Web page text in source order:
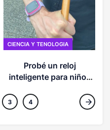
CIENCIA Y TENOLOGIA
Probé un reloj
inteligente para niños
hackers tomaron el
3 4